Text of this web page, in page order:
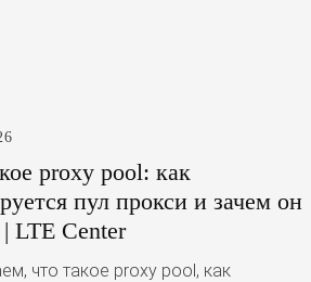
proxy pool: как
пул прокси и зачем он
LTE Center
что такое proxy pool, как